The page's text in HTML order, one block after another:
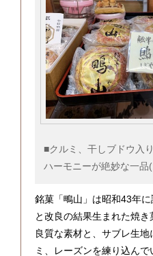
■クルミ、干しブドウ入
ハーモニーが絶妙な一品
銘菓「鴫山」は昭和43年
と改良の結果生まれた焼
良質な素材と、サブレ生
ミ、レーズンを練り込んで